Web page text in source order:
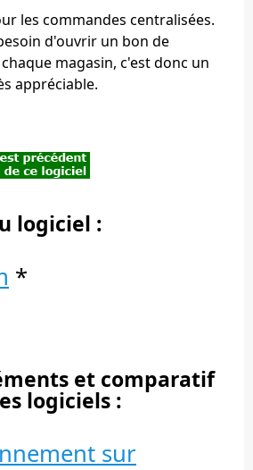
les commandes centralisées.
d'ouvrir un bon de
magasin, c'est donc un
appréciable.
logiciel :
*
et comparatif
logiciels :
sur